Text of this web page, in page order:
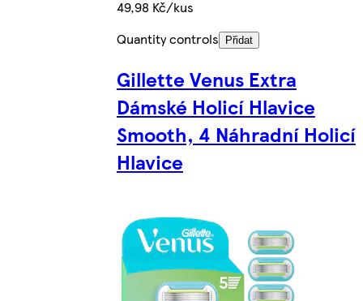
49,98 Kč/kus
Quantity controls
Přidat
Gillette Venus Extra
Dámské Holicí Hlavice
Smooth, 4 Náhradní Holicí
Hlavice